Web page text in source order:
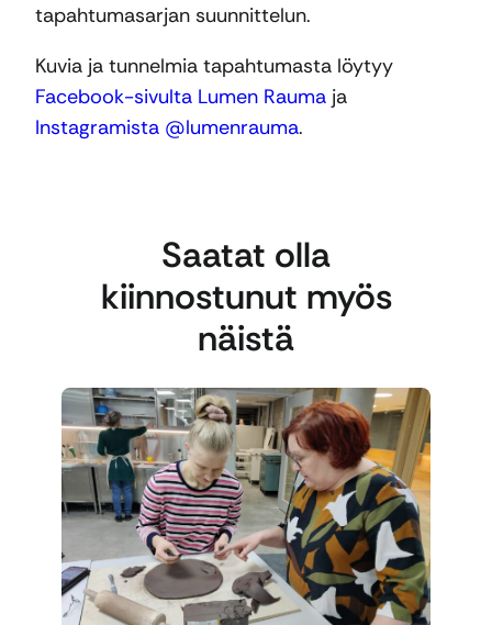
tapahtumasarjan suunnittelun.
Kuvia ja tunnelmia tapahtumasta löytyy
Facebook-sivulta Lumen Rauma ja
Instagramista @lumenrauma.
Saatat olla
kiinnostunut myös
näistä